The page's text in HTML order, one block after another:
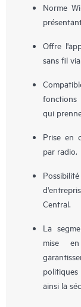
Norme
Offre
sans fil
fonctions
qui
Prise en
par radio.
Central.
La
mise
ainsi la